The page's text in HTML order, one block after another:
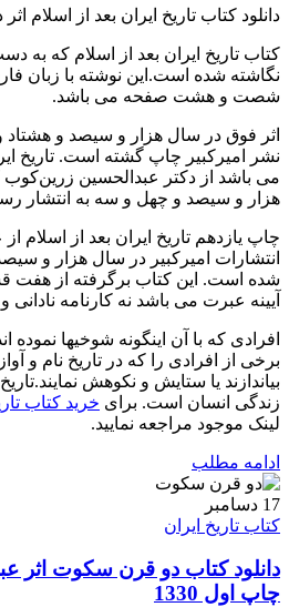
دانلود کتاب تاریخ ایران بعد از اسلام
کتاب تاریخ ایران بعد از اسلام که
نگاشته شده است.این نوشته با زبان
شصت و هشت صفحه می باشد.
اثر فوق در سال هزار و سیصد و هشتاد
نشر امیرکبیر چاپ گشته است. تاریخ
می باشد از دکتر عبدالحسین زرین‌کوب
هزار و سیصد و چهل و سه به انتشار
چاپ یازدهم تاریخ ایران بعد از اسلام
انتشارات امیرکبیر در سال هزار و
شده‌ است. این کتاب برگرفته از هفت
آیینه عبرت می باشد نه کارنامه
افرادی که با آن اینگونه شوخیها نموده
برخی از افرادی را که در تاریخ نام و
بیاندازند یا ستایش و نکوهش
زندگی انسان است. برای خرید کتاب
لینک موجود مراجعه نمایید.
ادامه مطلب
17 دسامبر
کتاب تاریخ ایران
دانلود کتاب دو قرن سکوت اثر
چاپ اول 1330